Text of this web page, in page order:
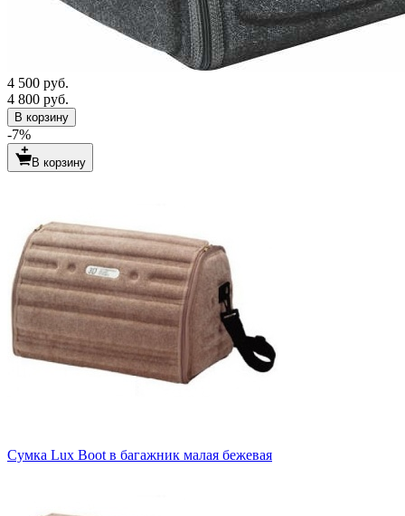
4 500 руб.
4 800 руб.
В корзину
-7%
В корзину
Сумка Lux Boot в багажник малая бежевая